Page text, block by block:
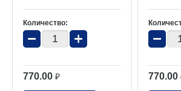
Количество:
− +
770.00 ₽
−
770.00